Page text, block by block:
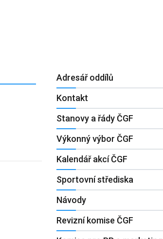
Adresář oddílů
Kontakt
Stanovy a řády ČGF
Výkonný výbor ČGF
Kalendář akcí ČGF
Sportovní střediska
Návody
Revizní komise ČGF